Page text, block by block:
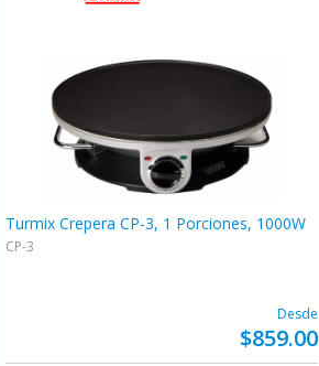
Turmix Crepera CP-3, 1 Porciones, 1000W
CP-3
Desde
$859.00